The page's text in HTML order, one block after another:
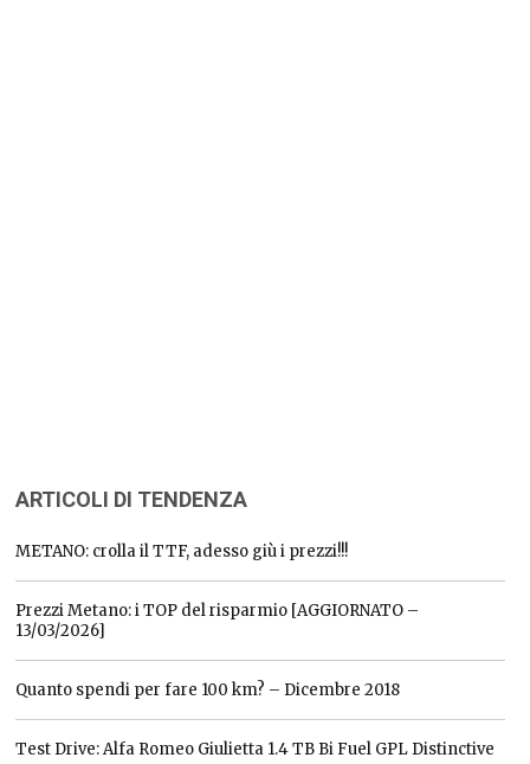
ARTICOLI DI TENDENZA
METANO: crolla il TTF, adesso giù i prezzi!!!
Prezzi Metano: i TOP del risparmio [AGGIORNATO –
13/03/2026]
Quanto spendi per fare 100 km? – Dicembre 2018
Test Drive: Alfa Romeo Giulietta 1.4 TB Bi Fuel GPL Distinctive